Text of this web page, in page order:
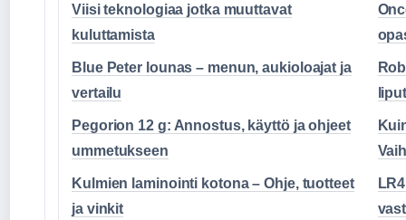
Viisi teknologiaa jotka muuttavat
kuluttamista
Blue Peter lounas – menun, aukioloajat ja
vertailu
Pegorion 12 g: Annostus, käyttö ja ohjeet
ummetukseen
Kulmien laminointi kotona – Ohje, tuotteet
ja vinkit